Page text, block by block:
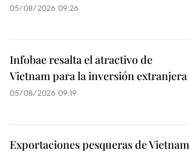
05/08/2026 09:26
Infobae resalta el atractivo de
Vietnam para la inversión extranjera
05/08/2026 09:19
Exportaciones pesqueras de Vietnam